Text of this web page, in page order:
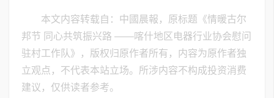
本文内容转载自：中國晨報，原标题《情暖古尔
邦节 同心共筑振兴路 ——喀什地区电器行业协会慰问
驻村工作队》，版权归原作者所有，内容为原作者独
立观点，不代表本站立场。所涉内容不构成投资消费
建议，仅供读者参考。